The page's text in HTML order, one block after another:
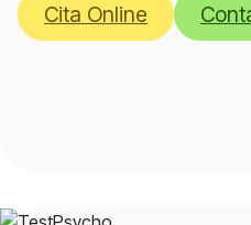
Cita Online